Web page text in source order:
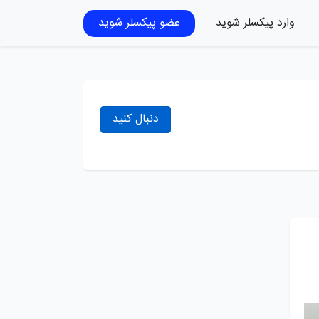
وارد پیکسلر شوید عضو پیکسلر شوید
دنبال کنید